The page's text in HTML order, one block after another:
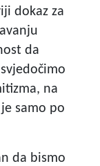
dokaz za
da
na
samo po
da bismo